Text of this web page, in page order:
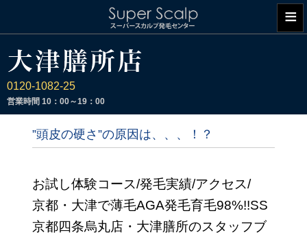
0120-1082-25
営業時間 10：00～19：00
≡
”頭皮の硬さ”の原因は、、、！？
お試し体験コース/発毛実績/アクセス/
京都・大津で薄毛AGA発毛育毛98%!!SS
京都四条烏丸店・大津膳所のスタッフブ